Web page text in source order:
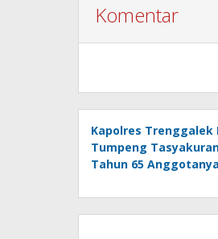
Komentar
Kapolres Trenggalek
Tumpeng
Tahun 65 Anggotanya